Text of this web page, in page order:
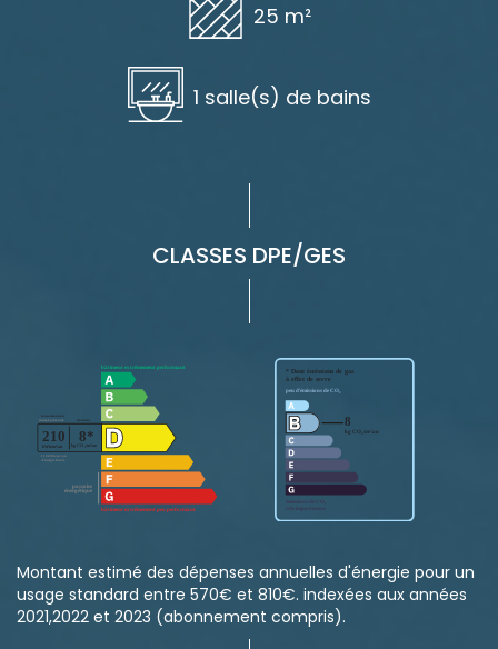
25 m²
1 salle(s) de bains
CLASSES DPE/GES
Montant estimé des dépenses annuelles d'énergie pour un
usage standard entre 570€ et 810€. indexées aux années
2021,2022 et 2023 (abonnement compris).